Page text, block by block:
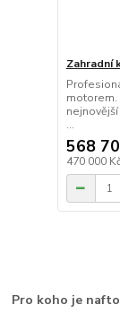
Zahradní
motorem.
...
568
470 000
Pro koho je